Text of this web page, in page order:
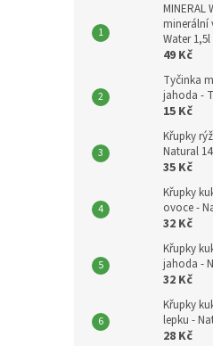
MINERAL
minerální
Water 1,5l
49 Kč
Tyčinka
jahoda -
15 Kč
Křupky
Natural
35 Kč
Křupky
ovoce -
32 Kč
Křupky
jahoda -
32 Kč
Křupky
lepku -
28 Kč